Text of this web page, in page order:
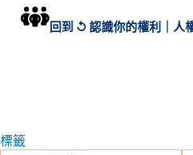
回到 ↺ 認識你的權利｜人
標籤